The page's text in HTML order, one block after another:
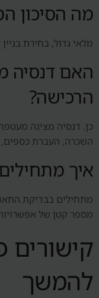
מה הסיכון
מלאי גדול, בחירת בניין
האם דנסיה
הרכישה?
כן. דנסיה מציגה
השכרה, העברת כספים,
איך
מתחילים בבדיקת
מספר קטן של
קישורים
להמשך